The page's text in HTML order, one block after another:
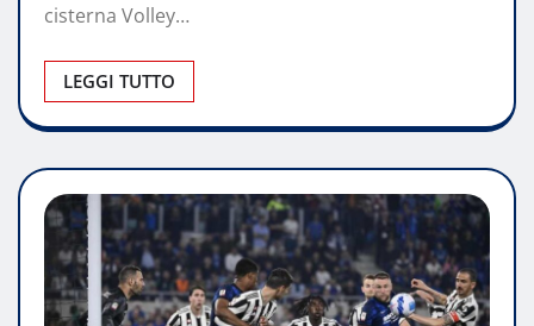
cisterna Volley…
LEGGI TUTTO